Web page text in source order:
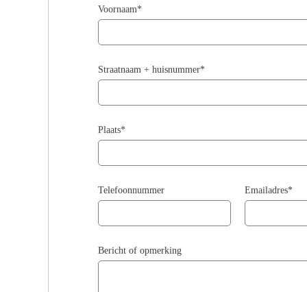
Voornaam*
Straatnaam + huisnummer*
Plaats*
Telefoonnummer Emailadres*
Bericht of opmerking